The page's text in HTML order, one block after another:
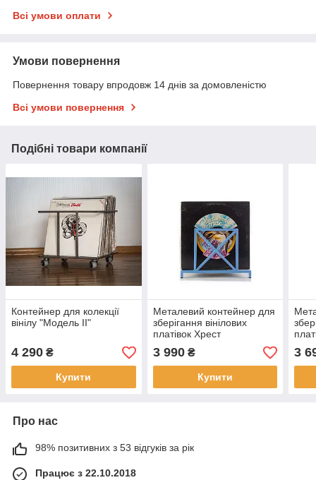
Всі умови оплати
Умови повернення
Повернення товару впродовж 14 днів за домовленістю
Всі умови повернення
Подібні товари компанії
Контейнер для колекції
вінілу "Модель II"
4 290 ₴
Купити
Металевий контейнер для
зберігання вінілових
платівок Хрест
3 990₴
Купити
3
Про нас
98% позитивних з 53 відгуків за рік
Працює з 22.10.2018